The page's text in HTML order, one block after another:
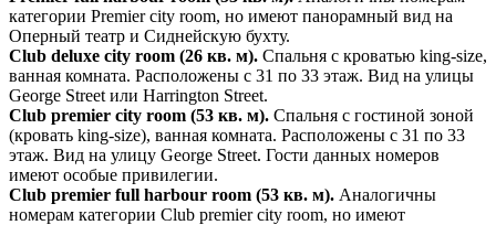
категории Premier city room, но имеют панорамный вид на
Оперный театр и Сиднейскую бухту.
Club deluxe city room (26 кв. м). Спальня с кроватью king-size,
ванная комната. Расположены с 31 по 33 этаж. Вид на улицы
George Street или Harrington Street.
Club premier city room (53 кв. м). Спальня с гостиной зоной
(кровать king-size), ванная комната. Расположены с 31 по 33
этаж. Вид на улицу George Street. Гости данных номеров
имеют особые привилегии.
Club premier full harbour room (53 кв. м). Аналогичны
номерам категории Club premier city room, но имеют